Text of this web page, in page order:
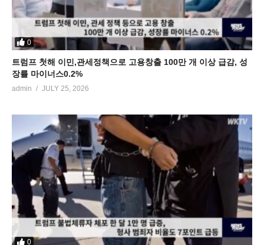
0
트럼프 첫해 이민,관세정책으로 고용창출 100만 개 이상 급감, 성
장률 마이너스0.2%
admin JULY 25, 2026
0